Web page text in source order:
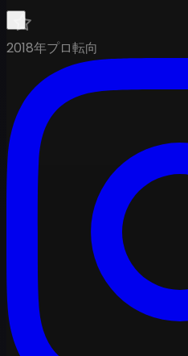
2018年プロ転向